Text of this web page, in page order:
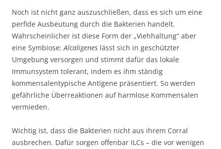
Noch ist nicht ganz auszuschließen, dass es sich um eine
perfide Ausbeutung durch die Bakterien handelt.
Wahrscheinlicher ist diese Form der „Viehhaltung“ aber
eine Symbiose:Alcaligenes lässt sich in geschützter
Umgebung versorgen und stimmt dafür das lokale
Immunsystem tolerant, indem es ihm ständig
kommensalentypische Antigene präsentiert. So werden
gefährliche Überreaktionen auf harmlose Kommensalen
vermieden.
Wichtig ist, dass die Bakterien nicht aus ihrem Corral
ausbrechen. Dafür sorgen offenbar ILCs – die vor wenigen